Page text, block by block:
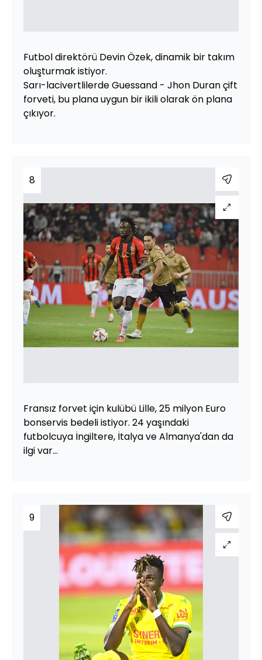
Futbol direktörü Devin Özek, dinamik bir takım
oluşturmak istiyor.
Sarı-lacivertlilerde Guessand - Jhon Duran çift
forveti, bu plana uygun bir ikili olarak ön plana
çıkıyor.
8
Fransız forvet için kulübü Lille, 25 milyon Euro
bonservis bedeli istiyor. 24 yaşındaki
futbolcuya İngiltere, İtalya ve Almanya'dan da
ilgi var...
9